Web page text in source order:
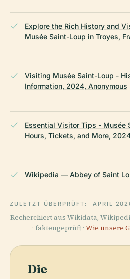
Explore the Rich History and
Musée Saint-Loup in Troyes,
Visiting Musée Saint-Loup -
Information, 2024, Anonymous
Essential Visitor Tips - Musée
Hours, Tickets, and More,
Wikipedia — Abbey of Saint
ZULETZT ÜBERPRÜFT: APRIL
Recherchiert aus Wikidata,
· faktengeprüft · Wie unsere
Die